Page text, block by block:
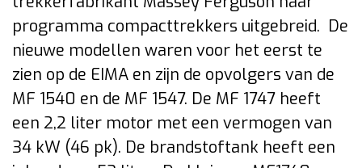
programma compacttrekkers uitgebreid. De
nieuwe modellen waren voor het eerst te
zien op de EIMA en zijn de opvolgers van de
MF 1540 en de MF 1547. De MF 1747 heeft
een 2,2 liter motor met een vermogen van
34 kW (46 pk). De brandstoftank heeft een